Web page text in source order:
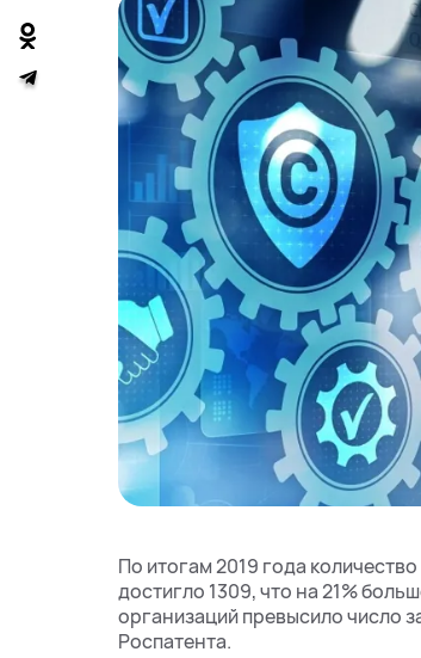
По итогам 2019 года
достигло 1309, что на 21%
организаций превысило число
Роспатента.